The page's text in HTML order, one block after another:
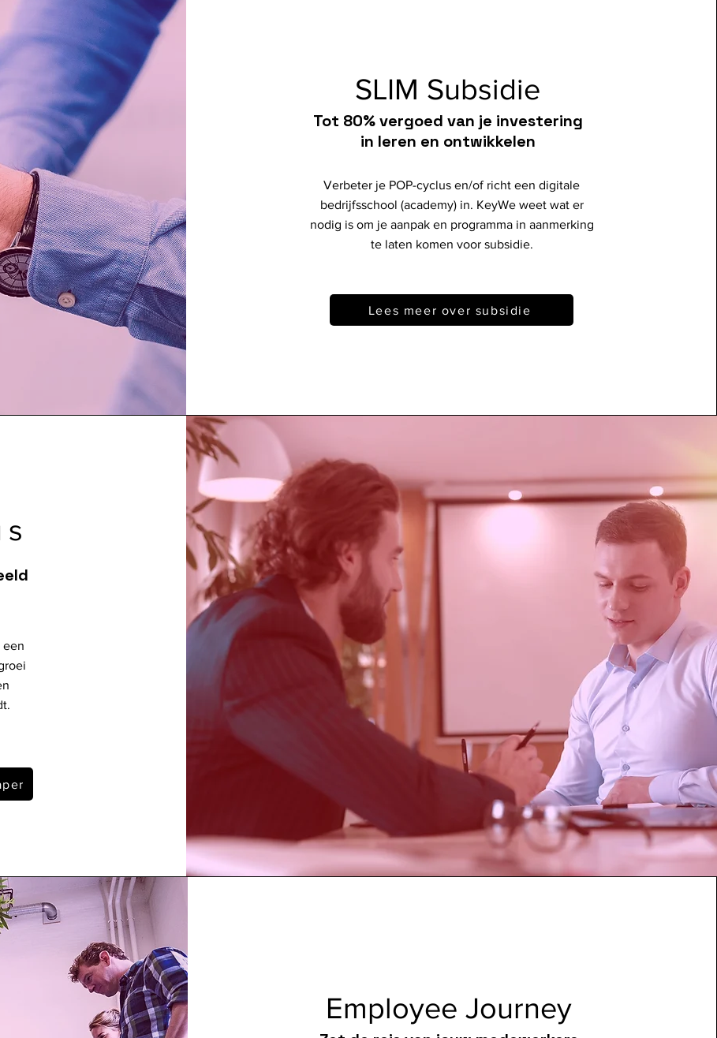
SLIM Subsidie
Tot 80% vergoed van je investering
in leren en ontwikkelen
Verbeter je POP-cyclus en/of richt een digitale
bedrijfsschool (academy) in. KeyWe weet wat er
nodig is om je aanpak en programma in aanmerking
te laten komen voor subsidie.
Lees meer over subsidie
een
Employee Journey